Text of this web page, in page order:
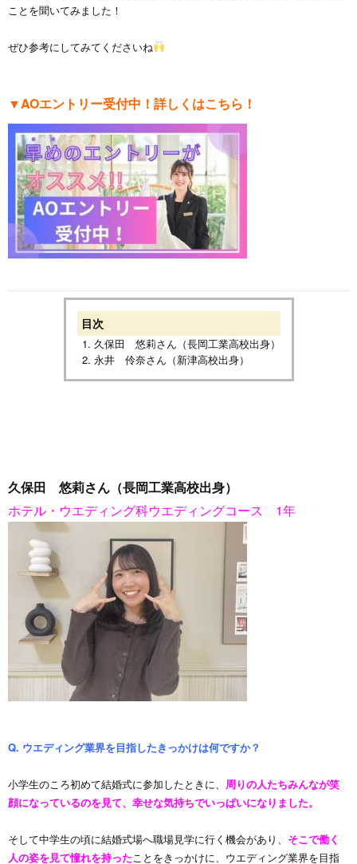
ことを聞いてみました！
ぜひ参考にしてみてくださいね
▼AOエントリー受付中！詳しくはこちら！
目次
久保田 悠莉さん（長岡工業高校出身）
永井 伶奈さん（新津高校出身）
久保田 悠莉さん（長岡工業高校出身）
ホテル・ウエディング科ウエディングコース 1年
Q. ウエディング業界を目指したきっかけは何ですか？
小学生のころ初めて結婚式に参加したときに、 周りの人たちみんなが笑
顔になっているのを見て、幸せな気持ちでいっぱいになりました。
そして中学生の頃に結婚式場へ職場見学に行く機会があり、 そこで働く
人の姿を見て憧れを持ったことをきっかけに、ウエディング業界を目指